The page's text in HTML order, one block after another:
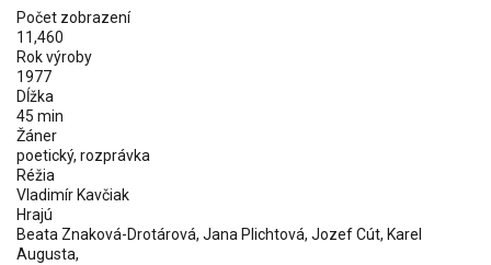
Počet zobrazení
11,460
Rok výroby
1977
Dĺžka
45 min
Žáner
poetický, rozprávka
Réžia
Vladimír Kavčiak
Hrajú
Beata Znaková-Drotárová, Jana Plichtová, Jozef Cút, Karel
Augusta,